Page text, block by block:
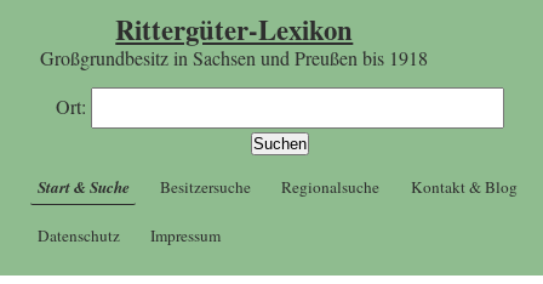
Rittergüter-Lexikon
Großgrundbesitz in Sachsen und Preußen bis 1918
Ort:
Start & Suche Besitzersuche Regionalsuche Kontakt & Blog
Datenschutz Impressum